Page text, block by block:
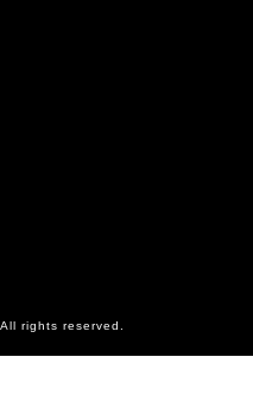
rights reserved.